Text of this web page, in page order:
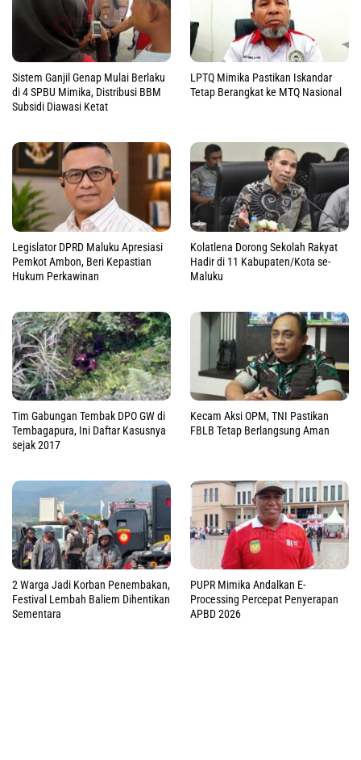
Sistem Ganjil Genap Mulai Berlaku
di 4 SPBU Mimika, Distribusi BBM
Subsidi Diawasi Ketat
LPTQ Mimika Pastikan Iskandar
Tetap Berangkat ke MTQ Nasional
Legislator DPRD Maluku Apresiasi
Pemkot Ambon, Beri Kepastian
Hukum Perkawinan
Kolatlena Dorong Sekolah Rakyat
Hadir di 11 Kabupaten/Kota se-
Maluku
Tim Gabungan Tembak DPO GW di
Tembagapura, Ini Daftar Kasusnya
sejak 2017
Kecam Aksi OPM, TNI Pastikan
FBLB Tetap Berlangsung Aman
2 Warga Jadi Korban Penembakan,
Festival Lembah Baliem Dihentikan
Sementara
PUPR Mimika Andalkan E-
Processing Percepat Penyerapan
APBD 2026